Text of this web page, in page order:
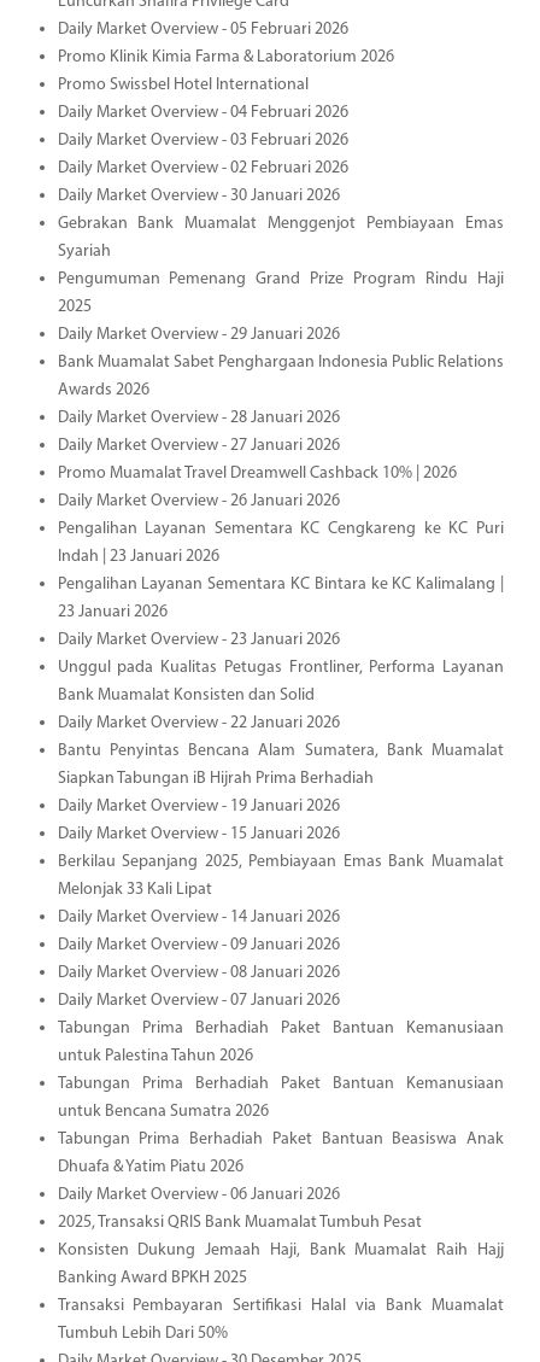
Daily Market Overview - 05 Februari 2026
Promo Klinik Kimia Farma & Laboratorium 2026
Promo Swissbel Hotel International
Daily Market Overview - 04 Februari 2026
Daily Market Overview - 03 Februari 2026
Daily Market Overview - 02 Februari 2026
Daily Market Overview - 30 Januari 2026
Gebrakan Bank Muamalat Menggenjot Pembiayaan Emas
Syariah
Pengumuman Pemenang Grand Prize Program Rindu Haji
2025
Daily Market Overview - 29 Januari 2026
Bank Muamalat Sabet Penghargaan Indonesia Public Relations
Awards 2026
Daily Market Overview - 28 Januari 2026
Daily Market Overview - 27 Januari 2026
Promo Muamalat Travel Dreamwell Cashback 10% | 2026
Daily Market Overview - 26 Januari 2026
Pengalihan Layanan Sementara KC Cengkareng ke KC Puri
Indah | 23 Januari 2026
Pengalihan Layanan Sementara KC Bintara ke KC Kalimalang |
23 Januari 2026
Daily Market Overview - 23 Januari 2026
Unggul pada Kualitas Petugas Frontliner, Performa Layanan
Bank Muamalat Konsisten dan Solid
Daily Market Overview - 22 Januari 2026
Bantu Penyintas Bencana Alam Sumatera, Bank Muamalat
Siapkan Tabungan iB Hijrah Prima Berhadiah
Daily Market Overview - 19 Januari 2026
Daily Market Overview - 15 Januari 2026
Berkilau Sepanjang 2025, Pembiayaan Emas Bank Muamalat
Melonjak 33 Kali Lipat
Daily Market Overview - 14 Januari 2026
Daily Market Overview - 09 Januari 2026
Daily Market Overview - 08 Januari 2026
Daily Market Overview - 07 Januari 2026
Tabungan Prima Berhadiah Paket Bantuan Kemanusiaan
untuk Palestina Tahun 2026
Tabungan Prima Berhadiah Paket Bantuan Kemanusiaan
untuk Bencana Sumatra 2026
Tabungan Prima Berhadiah Paket Bantuan Beasiswa Anak
Dhuafa & Yatim Piatu 2026
Daily Market Overview - 06 Januari 2026
2025, Transaksi QRIS Bank Muamalat Tumbuh Pesat
Konsisten Dukung Jemaah Haji, Bank Muamalat Raih Hajj
Banking Award BPKH 2025
Transaksi Pembayaran Sertifikasi Halal via Bank Muamalat
Tumbuh Lebih Dari 50%